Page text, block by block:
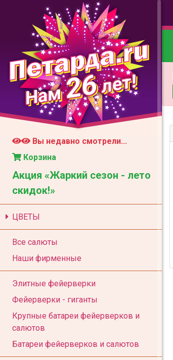
Нам26лет!
Вы недавно смотрели...
Корзина
Акция «Жаркий сезон - лето
скидок!»
ЦВЕТЫ
Все салюты
Наши фирменные
Элитные фейерверки
Фейерверки - гиганты
Крупные батареи фейерверков и
салютов
Батареи фейерверков и салютов